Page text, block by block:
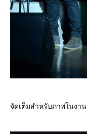
จัดเต็มสำหรับภาพในงาน